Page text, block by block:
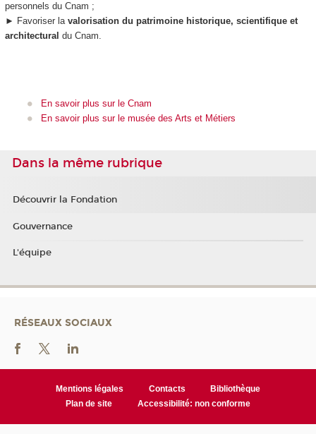
personnels du Cnam ;
► Favoriser la valorisation du patrimoine historique, scientifique et
architectural du Cnam.
En savoir plus sur le Cnam
En savoir plus sur le musée des Arts et Métiers
Dans la même rubrique
Découvrir la Fondation
Gouvernance
L'équipe
RÉSEAUX SOCIAUX
Mentions légales Contacts
Bibliothèque
Plan de site
Accessibilité: non conforme